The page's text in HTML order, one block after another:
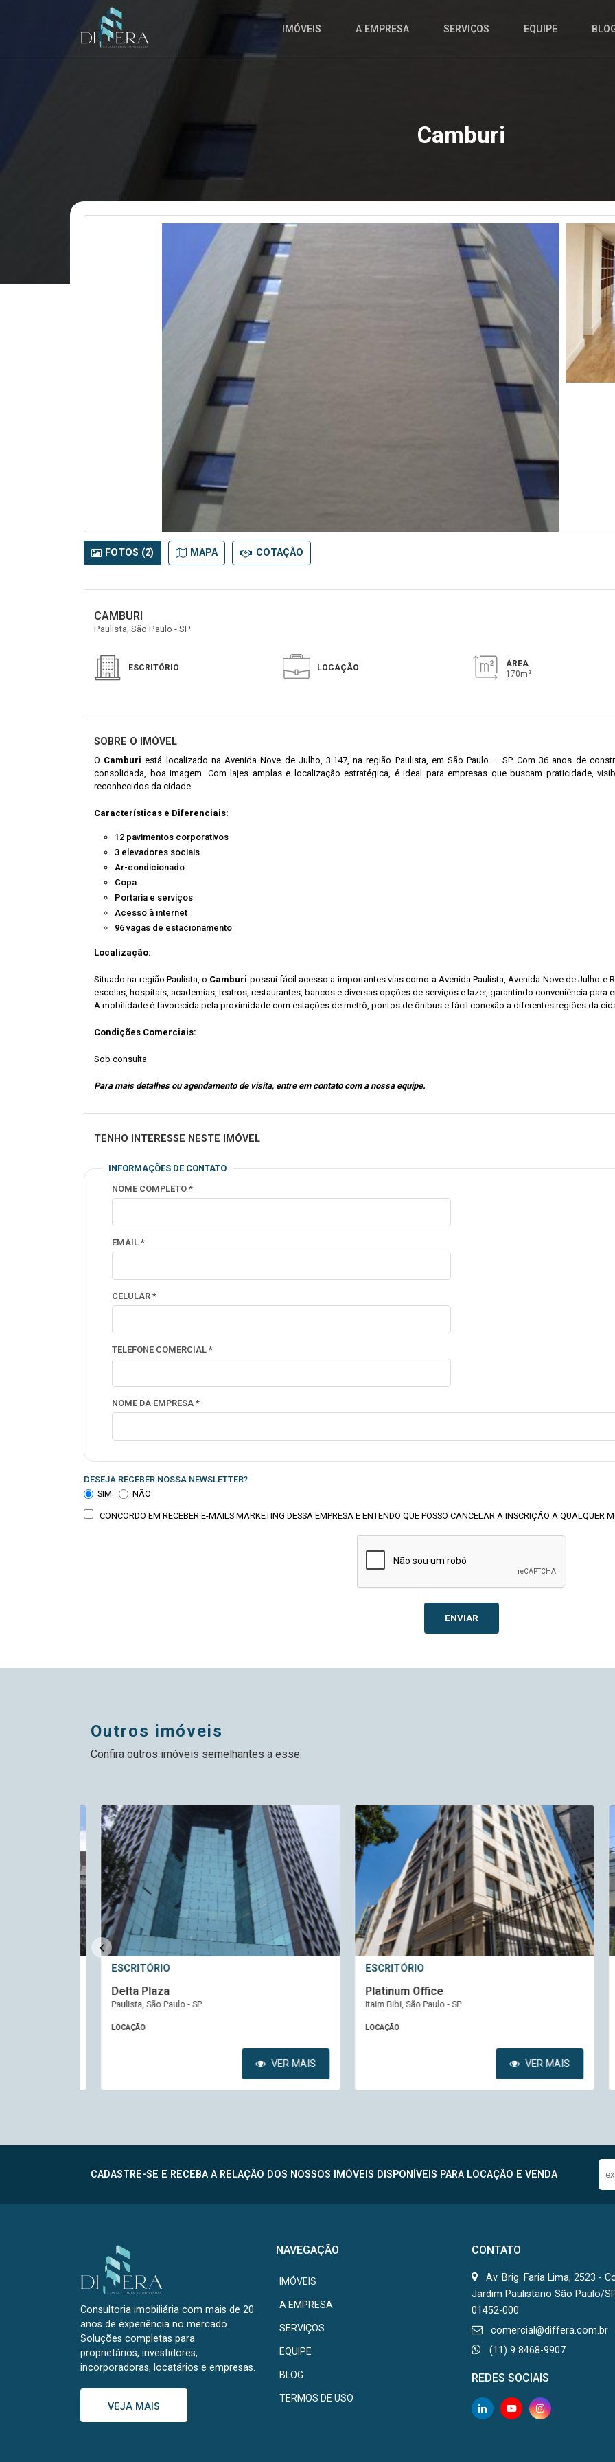
IMÓVEIS A EMPRESA SERVIÇOS EQUIPE
Camburi
FOTOS (2) MAPA COTAÇÃO
CAMBURI
Paulista, São Paulo - SP
ESCRITÓRIO LOCAÇÃO
ÁREA
170m²
SOBRE O IMÓVEL
O Camburi está localizado na Avenida Nove de Julho, 3.147, na região Paulista, em São Paulo – SP. Com 36 anos de
consolidada, boa imagem. Com lajes amplas e localização estratégica, é ideal para empresas que buscam praticidade,
reconhecidos da cidade.
Características e Diferenciais:
12 pavimentos corporativos
3 elevadores sociais
Ar-condicionado
Copa
Portaria e serviços
Acesso à internet
96 vagas de estacionamento
Localização:
Situado na região Paulista, o Camburi possui fácil acesso a importantes vias como a Avenida Paulista, Avenida Nove de Julho e
escolas, hospitais, academias, teatros, restaurantes, bancos e diversas opções de serviços e lazer, garantindo conveniência para
A mobilidade é favorecida pela proximidade com estações de metrô, pontos de ônibus e fácil conexão a diferentes regiões da
Condições Comerciais:
Sob consulta
Para mais detalhes ou agendamento de visita, entre em contato com a nossa equipe.
TENHO INTERESSE NESTE IMÓVEL
INFORMAÇÕES DE CONTATO
NOME COMPLETO *
EMAIL *
CELULAR *
TELEFONE COMERCIAL *
NOME DA EMPRESA *
DESEJA RECEBER NOSSA NEWSLETTER?
SIM
NÃO
CONCORDO EM RECEBER E-MAILS MARKETING DESSA EMPRESA E ENTENDO QUE POSSO CANCELAR A INSCRIÇÃO A QUALQUER
ENVIAR
outros imóveis
Confira outros imóveis semelhantes a esse:
ESCRITÓRIO
Delta Plaza
Paulista, São Paulo - SP
LOCAÇÃO
VER MAIS
ESCRITÓRIO
Platinum Office
Itaim Bibi, São Paulo - SP
LOCAÇÃO
VER MAIS
CADASTRE-SE E RECEBA A RELAÇÃO DOS NOSSOS IMÓVEIS DISPONÍVEIS PARA LOCAÇÃO E VENDA
Consultoria imobiliária com mais de 20
anos de experiência no mercado.
Soluções completas para
proprietários, investidores,
incorporadoras, locatários e empresas.
VEJA MAIS
NAVEGAÇÃO
IMÓVEIS
A EMPRESA
SERVIÇOS
EQUIPE
BLOG
TERMOS DE USO
CONTATO
Av. Brig. Faria Lima, 2523 -
Jardim Paulistano São Paulo/
01452-000
comercial@differa.com.br
(11) 9 8468-9907
REDES SOCIAIS